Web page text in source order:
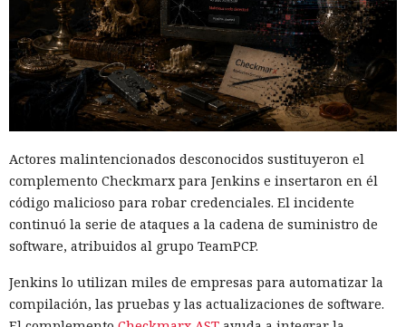
Actores malintencionados desconocidos sustituyeron el
complemento Checkmarx para Jenkins e insertaron en él
código malicioso para robar credenciales. El incidente
continuó la serie de ataques a la cadena de suministro de
software, atribuidos al grupo TeamPCP.
Jenkins lo utilizan miles de empresas para automatizar la
compilación, las pruebas y las actualizaciones de software.